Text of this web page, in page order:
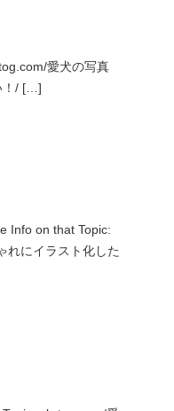
愛犬の写真
！/ […]
Info on that Topic:
れにイラスト化した